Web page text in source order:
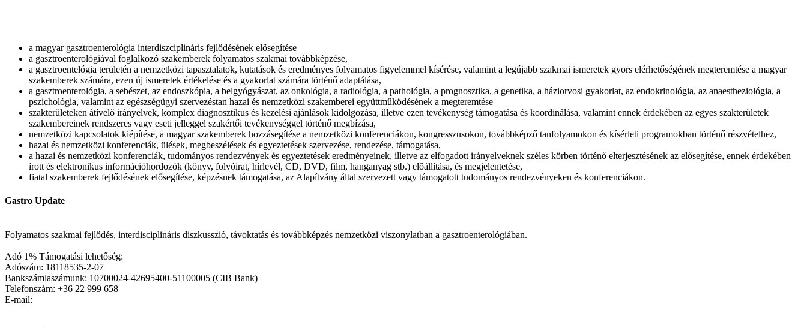
a magyar gasztroenterológia interdiszciplináris fejlődésének elősegítése
a gasztroenterológiával foglalkozó szakemberek folyamatos szakmai továbbképzése,
a gasztroentelógia területén a nemzetközi tapasztalatok, kutatások és eredményes folyamatos figyelemmel kísérése, valamint a legújabb szakmai ismeretek gyors elérhetőségének megteremtése a magyar
szakemberek számára, ezen új ismeretek értékelése és a gyakorlat számára történő adaptálása,
a gasztroenterológia, a sebészet, az endoszkópia, a belgyógyászat, az onkológia, a radiológia, a pathológia, a prognosztika, a genetika, a háziorvosi gyakorlat, az endokrinológia, az anaestheziológia, a
pszichológia, valamint az egészségügyi szervezéstan hazai és nemzetközi szakemberei együttműködésének a megteremtése
szakterületeken átívelő irányelvek, komplex diagnosztikus és kezelési ajánlások kidolgozása, illetve ezen tevékenység támogatása és koordinálása, valamint ennek érdekében az egyes szakterületek
szakembereinek rendszeres vagy eseti jelleggel szakértői tevékenységgel történő megbízása,
nemzetközi kapcsolatok kiépítése, a magyar szakemberek hozzásegítése a nemzetközi konferenciákon, kongresszusokon, továbbképző tanfolyamokon és kísérleti programokban történő részvételhez,
hazai és nemzetközi konferenciák, ülések, megbeszélések és egyeztetések szervezése, rendezése, támogatása,
a hazai és nemzetközi konferenciák, tudományos rendezvények és egyeztetések eredményeinek, illetve az elfogadott irányelveknek széles körben történő elterjesztésének az elősegítése, ennek érdekében
írott és elektronikus információhordozók (könyv, folyóirat, hírlevél, CD, DVD, film, hanganyag stb.) előállítása, és megjelentetése,
fiatal szakemberek fejlődésének elősegítése, képzésnek támogatása, az Alapítvány által szervezett vagy támogatott tudományos rendezvényeken és konferenciákon.
Gastro Update
Folyamatos szakmai fejlődés, interdisciplináris diszkusszió, távoktatás és továbbképzés nemzetközi viszonylatban a gasztroenterológiában.
Adó 1% Támogatási lehetőség:
Adószám: 18118535-2-07
Bankszámlaszámunk: 10700024-42695400-51100005 (CIB Bank)
Telefonszám: +36 22 999 658
E-mail: